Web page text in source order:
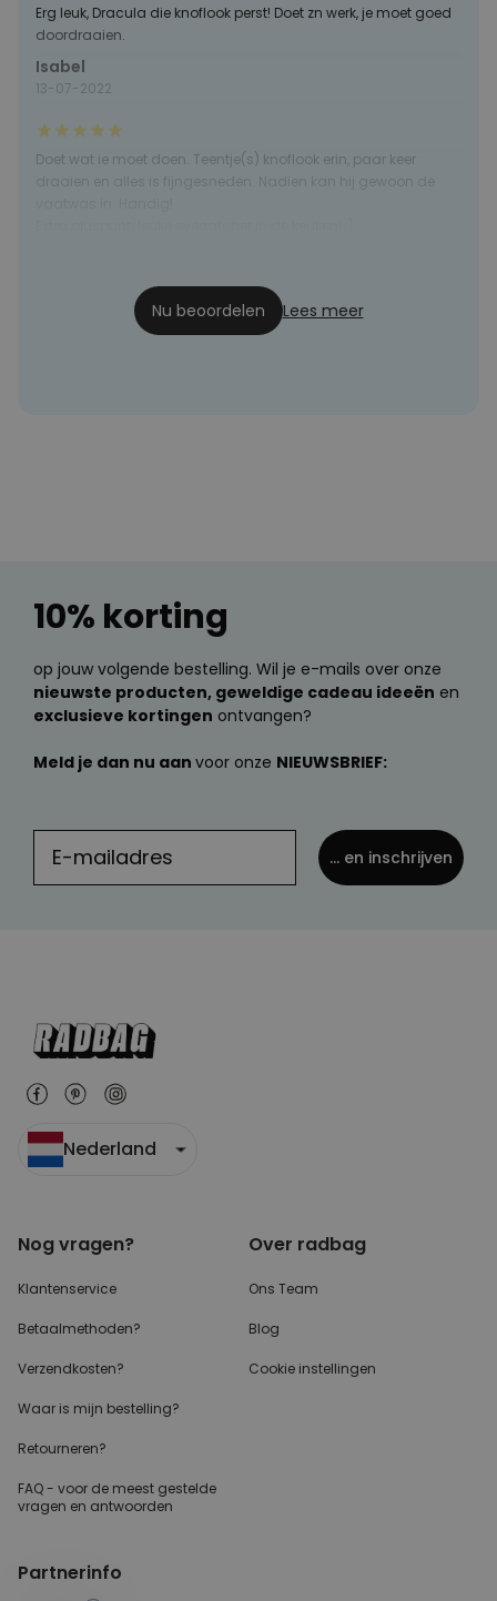
Erg leuk, Dracula die knoflook perst! Doet zn werk, je moet goed
doordraaien.
Isabel
13-07-2022
Doet wat ie moet doen. Teentje(s) knoflook erin, paar keer
draaien en alles is fijngesneden. Nadien kan hij gewoon de
Nu beoordelen Lees meer
10% korting
op jouw volgende bestelling. Wil je e-mails over onze
nieuwste producten, geweldige cadeau ideeën en
exclusieve kortingen ontvangen?
Meld je dan nu aan voor onze NIEUWSBRIEF:
... en inschrijven
Nederland
Nog vragen?
Klantenservice
Betaalmethoden?
Verzendkosten?
Waar is mijn bestelling?
Retourneren?
FAQ - voor de meest gestelde
vragen en antwoorden
Over radbag
Ons Team
Blog
Cookie instellingen
Partnerinfo